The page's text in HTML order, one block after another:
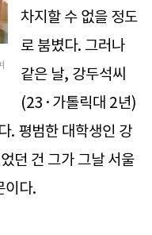
차지할 수 없을 정도
로 붐볐다. 그러나
같은 날, 강두석씨
(23·가톨릭대 2년)
. 평범한 대학생인 강
던 건 그가 그날 서울
이다.